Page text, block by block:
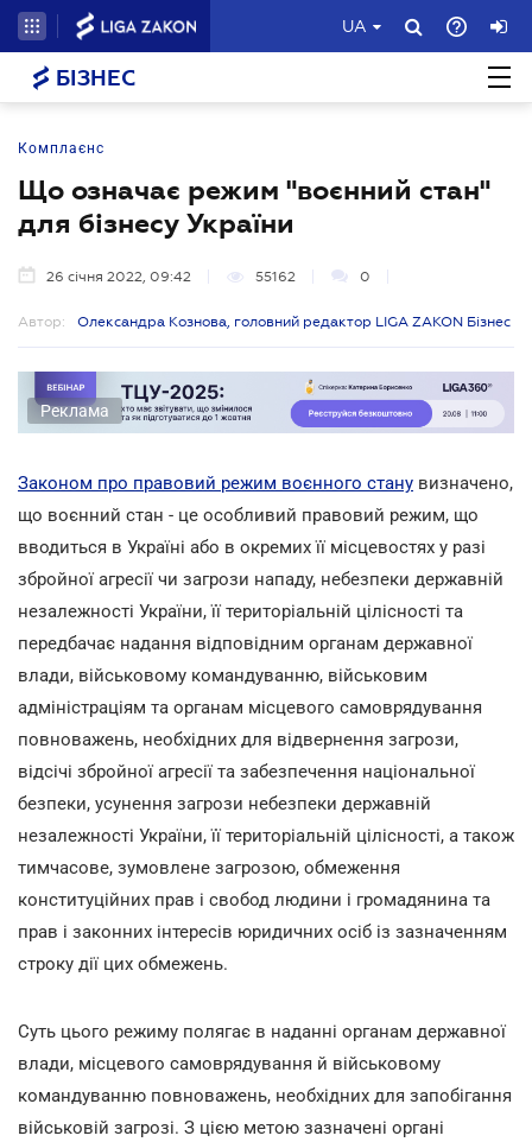
UA
БІЗНЕС
Комплаєнс
Що означає режим "воєнний стан"
для бізнесу України
26 січня 2022, 09:42 55162 0
Автор: Олександра Кознова, головний редактор LIGA ZAKON Бізнес
Реклама
Законом про правовий режим воєнного стану визначено,
що воєнний стан - це особливий правовий режим, що
вводиться в Україні або в окремих її місцевостях у разі
збройної агресії чи загрози нападу, небезпеки державній
незалежності України, її територіальній цілісності та
передбачає надання відповідним органам державної
влади, військовому командуванню, військовим
адміністраціям та органам місцевого самоврядування
повноважень, необхідних для відвернення загрози,
відсічі збройної агресії та забезпечення національної
безпеки, усунення загрози небезпеки державній
незалежності України, її територіальній цілісності, а також
тимчасове, зумовлене загрозою, обмеження
конституційних прав і свобод людини і громадянина та
прав і законних інтересів юридичних осіб із зазначенням
строку дії цих обмежень.
Суть цього режиму полягає в наданні органам державної
влади, місцевого самоврядування й військовому
командуванню повноважень, необхідних для запобігання
військовій загрозі. З цією метою зазначені органі